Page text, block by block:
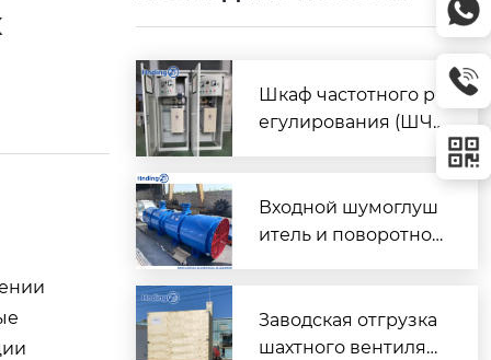
Шкаф частотного р
егулирования (ШЧ
торов $2 \times 45\t
ext{ кВт}$
Входной шумоглуш
итель и поворотно-
вентилятора главно
го проветривания
Заводская отгрузка
шахтного вентилят